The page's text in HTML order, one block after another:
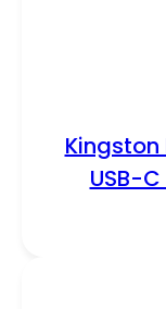
Kingston
USB-